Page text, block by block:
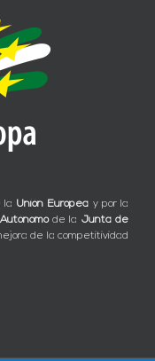
la Unión Europea y por la
de la Junta de
de la competitividad